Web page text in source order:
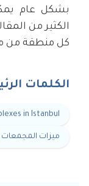
بشكل عام
الكثير من
كل منطقة من
الكلمات
in Istanbul
ميزات